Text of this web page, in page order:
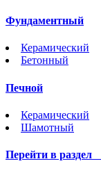
Фундаментный
Керамический
Бетонный
Печной
Керамический
Шамотный
Перейти в раздел